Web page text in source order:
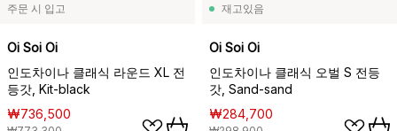
주문 시 입고
Oi Soi Oi
인도차이나 클래식 라운드 XL 전
등갓, Kit-black
₩736,500
재고있음
Oi Soi Oi
인도차이나 클래식 오벌 S 전등
갓, Sand-sand
₩284,700